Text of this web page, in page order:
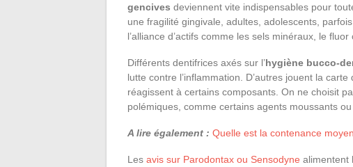
gencives deviennent vite indispensables pour
une fragilité gingivale, adultes, adolescents,
l’alliance d’actifs comme les sels minéraux, le
Différents dentifrices axés sur l’hygiène bucco-
lutte contre l’inflammation. D’autres jouent la
réagissent à certains composants. On ne choisit
polémiques, comme certains agents moussants
A lire également : Quelle est la contenance
Les avis sur Parodontax ou Sensodyne alimentent